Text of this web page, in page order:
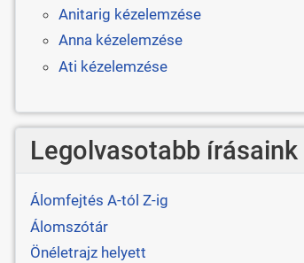
Anitarig kézelemzése
Anna kézelemzése
Ati kézelemzése
Legolvasotabb írásaink
Álomfejtés A-tól Z-ig
Álomszótár
Önéletrajz helyett